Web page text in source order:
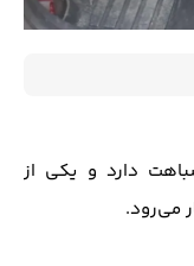
دارد و یکی از
می‌رود.